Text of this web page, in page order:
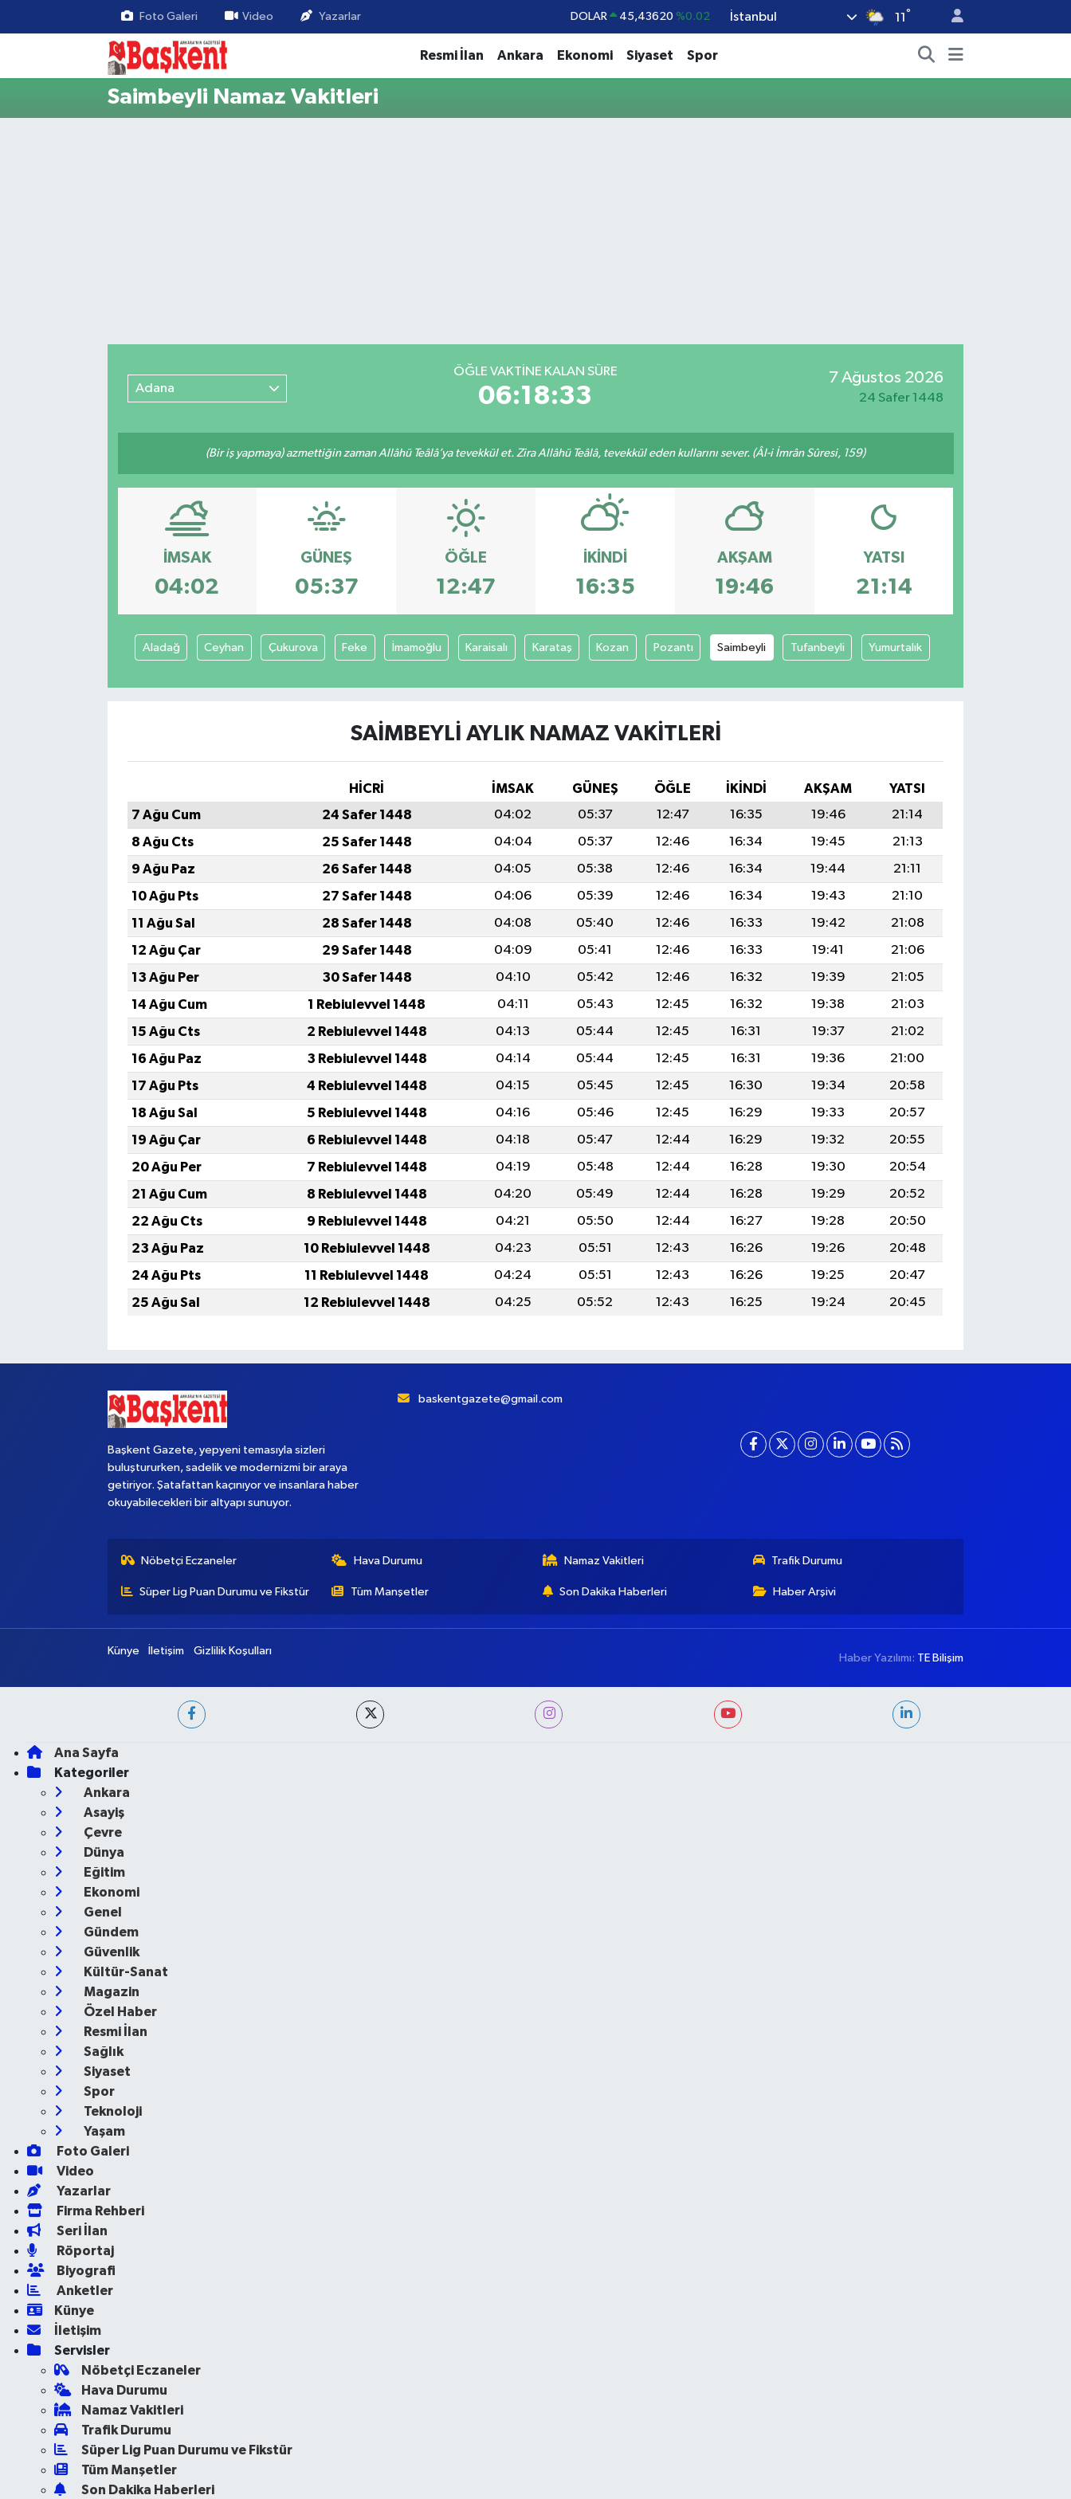
Foto Galeri Video Yazarlar DOLAR 45,43620 %0.02 İstanbul 11 °
Resmi İlan Ankara Ekonomi Siyaset Spor
Saimbeyli Namaz Vakitleri
Adana
ÖĞLE VAKTİNE KALAN SÜRE
06:18:33
7 Ağustos 2026
24 Safer 1448
(Bir iş yapmaya) azmettiğin zaman Allâhü Teâlâ’ya tevekkül et. Zira Allâhü Teâlâ, tevekkül eden kullarını sever. (Âl-i İmrân Sûresi, 159)
İMSAK
04:02
GÜNEŞ
05:37
ÖĞLE
12:47
İKINDI
16:35
AKŞAM
19:46
YATSI
21:14
Aladağ Ceyhan Çukurova Feke İmamoğlu Karaisalı Karataş Kozan Pozantı Saimbeyli Tufanbeyli Yumurtalık
SAIMBEYLI AYLIK NAMAZ VAKITLERI
HİCRİ İMSAK GÜNEŞ ÖĞLE İKINDI AKŞAM
YATSI
7 Ağu Cum
24 Safer 1448 04:02 05:37 12:47 16:35 19:46
21:14
8 Ağu Cts
25 Safer 1448 04:04 05:37 12:46 16:34 19:45
21:13
9 Ağu Paz
26 Safer 1448 04:05 05:38 12:46 16:34 19:44
21:11
10 Ağu Pts
27 Safer 1448 04:06 05:39 12:46 16:34 19:43
21:10
11 Ağu Sal
28 Safer 1448 04:08 05:40 12:46 16:33 19:42
21:08
12 Ağu Çar
29 Safer 1448 04:09 05:41 12:46 16:33 19:41
21:06
13 Ağu Per
30 Safer 1448 04:10 05:42 12:46 16:32 19:39
21:05
14 Ağu Cum
1 Rebiulevvel 1448 04:11 05:43 12:45 16:32 19:38
21:03
15 Ağu Cts
2 Rebiulevvel 1448 04:13 05:44 12:45 16:31 19:37
21:02
16 Ağu Paz
3 Rebiulevvel 1448 04:14 05:44 12:45 16:31 19:36
21:00
17 Ağu Pts
4 Rebiulevvel 1448 04:15 05:45 12:45 16:30 19:34
20:58
18 Ağu Sal
5 Rebiulevvel 1448 04:16 05:46 12:45 16:29 19:33
20:57
19 Ağu Çar
6 Rebiulevvel 1448 04:18 05:47 12:44 16:29 19:32
20:55
20 Ağu Per
7 Rebiulevvel 1448 04:19 05:48 12:44 16:28 19:30
20:54
21 Ağu Cum
8 Rebiulevvel 1448 04:20 05:49 12:44 16:28 19:29
20:52
22 Ağu Cts
9 Rebiulevvel 1448 04:21 05:50 12:44 16:27 19:28
20:50
23 Ağu Paz
10 Rebiulevvel 1448 04:23 05:51 12:43 16:26 19:26
20:48
24 Ağu Pts
11 Rebiulevvel 1448 04:24 05:51 12:43 16:26 19:25
20:47
25 Ağu Sal
12 Rebiulevvel 1448 04:25 05:52 12:43 16:25 19:24 20:45
Başkent Gazete, yepyeni temasıyla sizleri
buluştururken, sadelik ve modernizmi bir araya
getiriyor. Şatafattan kaçınıyor ve insanlara haber
okuyabilecekleri bir altyapı sunuyor.
baskentgazete@gmail.com
Nöbetçi Eczaneler Hava Durumu Namaz Vakitleri Trafik Durumu
Süper Lig Puan Durumu ve Fikstür Tüm Manşetler Son Dakika Haberleri Haber Arşivi
Künye İletişim Gizlilik Koşulları
Haber Yazılımı: TE Bilişim
Ana Sayfa
Kategoriler
Ankara
Asayiş
Çevre
Dünya
Eğitim
Ekonomi
Genel
Gündem
Güvenlik
Kültür-Sanat
Magazin
Özel Haber
Resmi İlan
Sağlık
Siyaset
Spor
Teknoloji
Yaşam
Foto Galeri
Video
Yazarlar
Firma Rehberi
Seri İlan
Röportaj
Biyografi
Anketler
Künye
İletişim
Servisler
Nöbetçi Eczaneler
Hava Durumu
Namaz Vakitleri
Trafik Durumu
Süper Lig Puan Durumu ve Fikstür
Tüm Manşetler
Son Dakika Haberleri